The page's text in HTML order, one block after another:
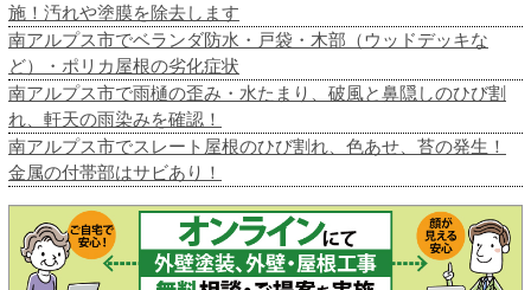
施！汚れや塗膜を除去します
南アルプス市でベランダ防水・戸袋・木部（ウッドデッキな
ど）・ポリカ屋根の劣化症状
南アルプス市で雨樋の歪み・水たまり、破風と鼻隠しのひび割
れ、軒天の雨染みを確認！
南アルプス市でスレート屋根のひび割れ、色あせ、苔の発生！
金属の付帯部はサビあり！